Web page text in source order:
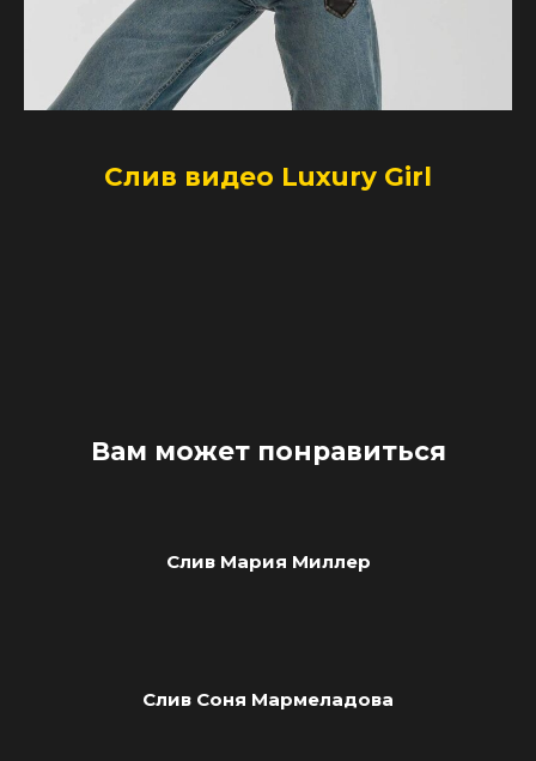
Слив видео Luxury Girl
Вам может понравиться
Слив Мария Миллер
Слив Соня Мармеладова